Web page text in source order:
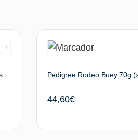
Pedigree Rodeo Buey 70g
44,60€